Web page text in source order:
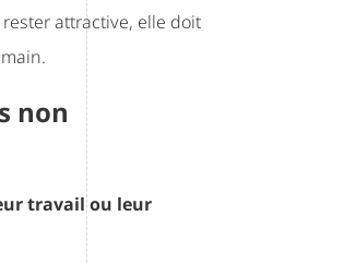
attractive, elle doit
non
travail ou leur